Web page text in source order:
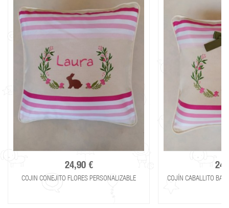
24,90 €
COJIN CONEJITO FLORES PERSONALIZABLE COJÍN CABALLITO